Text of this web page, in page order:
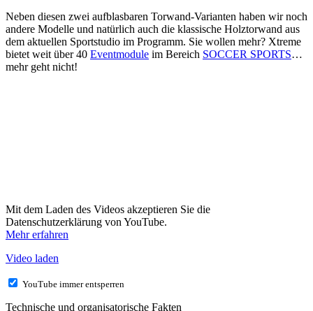
Neben diesen zwei aufblasbaren Torwand-Varianten haben wir noch
andere Modelle und natürlich auch die klassische Holztorwand aus
dem aktuellen Sportstudio im Programm. Sie wollen mehr? Xtreme
bietet weit über 40 Eventmodule im Bereich SOCCER SPORTS…
mehr geht nicht!
Mit dem Laden des Videos akzeptieren Sie die
Datenschutzerklärung von YouTube.
Mehr erfahren
Video laden
YouTube immer entsperren
Technische und organisatorische Fakten